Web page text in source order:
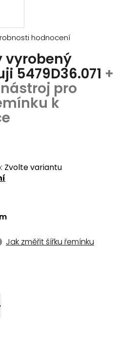
hodnocení
vyrobený
5479D36.071 +
pro
k
Jak změřit šířku řemínku
Zvolte variantu
Hledat